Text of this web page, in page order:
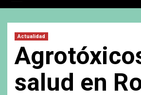
Actualidad
salud en